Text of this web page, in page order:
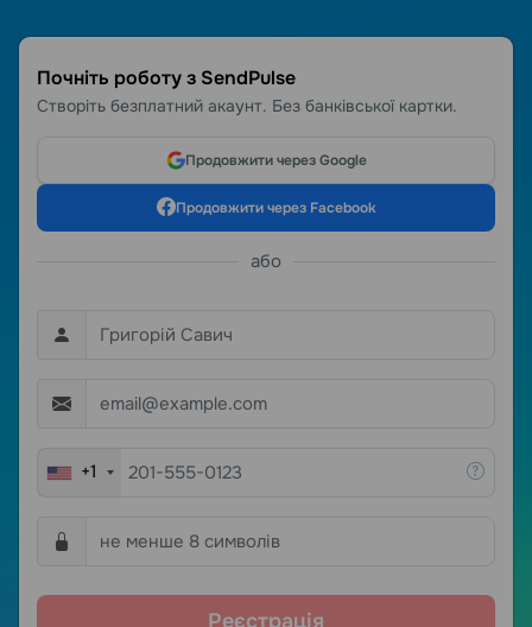
Почніть роботу з SendPulse
Створіть безплатний акаунт. Без банківської картки.
Продовжити через Google
Продовжити через Facebook
або
+1